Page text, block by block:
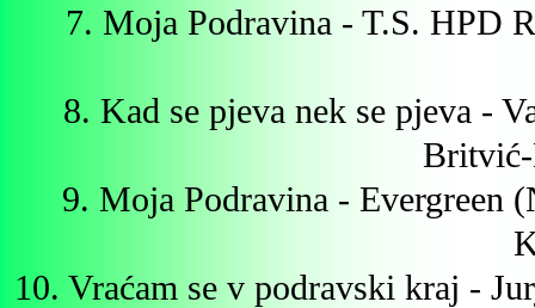
7. Moja Podravina - T.S. HPD
8. Kad se pjeva nek se pjeva -
9. Moja Podravina - Evergreen
10. Vraćam se v podravski kraj -